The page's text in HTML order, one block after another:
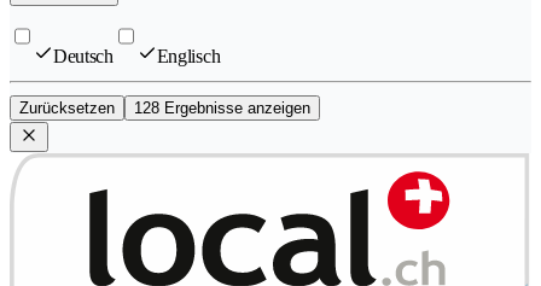
Deutsch Englisch
Zurücksetzen 128 Ergebnisse anzeigen